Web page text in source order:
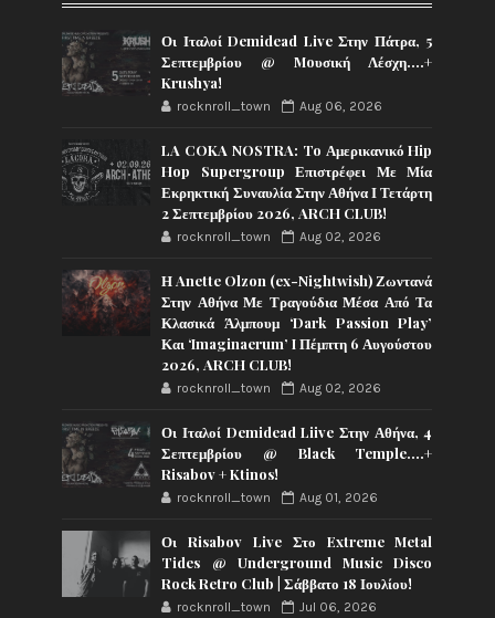
Οι Ιταλοί Demidead Live Στην Πάτρα, 5
Σεπτεμβρίου @ Moυσική Λέσχη….+
Krushya!
rocknroll_town Aug 06, 2026
LA COKA NOSTRA: To Αμερικανικό Hip
Hop Supergroup Επιστρέφει Με Μία
Εκρηκτική Συναυλία Στην Αθήνα Ι Τετάρτη
2 Σεπτεμβρίου 2026, ARCH CLUB!
rocknroll_town Aug 02, 2026
Η Anette Olzon (ex-Nightwish) Ζωντανά
Στην Αθήνα Με Τραγούδια Μέσα Από Τα
Κλασικά Άλμπουμ ‘Dark Passion Play’
Και ‘Imaginaerum’ I Πέμπτη 6 Αυγούστου
2026, ARCH CLUB!
rocknroll_town Aug 02, 2026
Οι Ιταλοί Demidead Liive Στην Αθήνα, 4
Σεπτεμβρίου @ Black Temple….+
Risabov + Ktinos!
rocknroll_town Aug 01, 2026
Οι Risabov Live Στο Extreme Metal
Tides @ Underground Music Disco
Rock Retro Club | Σάββατο 18 Ιουλίου!
rocknroll_town Jul 06, 2026